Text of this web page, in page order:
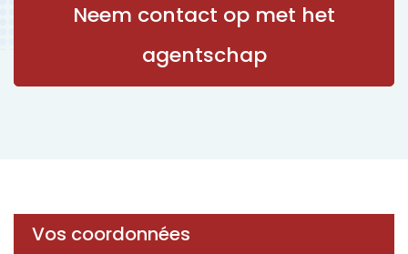
Neem contact op met het
agentschap
Vos coordonnées